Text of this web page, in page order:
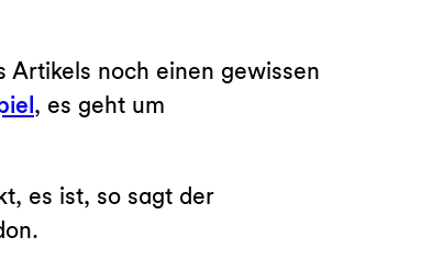
Artikels noch einen gewissen
, es geht um
es ist, so sagt der